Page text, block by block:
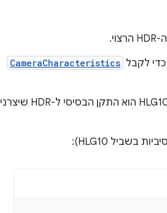
כדי לקבל CameraCharacteristics
תוכלו לבצע את הפעולות הבאות כדי לבדוק אם המכשיר תומך ב-HLG10. HLG10 הוא התקן הבסיסי ל-HDR שיצרני